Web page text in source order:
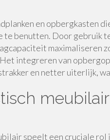
en opbergkasten
benutten. Door gebruik
maximaliseren
integreren van
en netter uiterlijk,
speelt een cruciale